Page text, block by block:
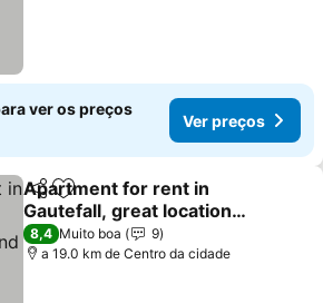
ver os preços
Ver preços
PartilharAdicionar aos favoritos
Apartment for rent in
Gautefall, great location
for skiing and hiiking
Ver preços
8,4 Muito boa
9
a 19.0 km de Centro da cidade